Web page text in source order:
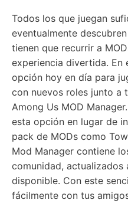
Todos los que juegan
eventualmente
tienen que recurrir a
experiencia divertida. En
opción hoy en día para
con nuevos roles junto a
Among Us MOD
esta opción en lugar de
pack de MODs como
Mod Manager contiene
comunidad, actualizados
disponible. Con este
fácilmente con tus